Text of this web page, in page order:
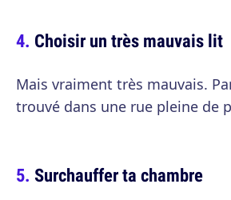
Choisir un très mauvais lit
Mais vraiment très mauvais.
trouvé dans une rue pleine de
Surchauffer ta chambre